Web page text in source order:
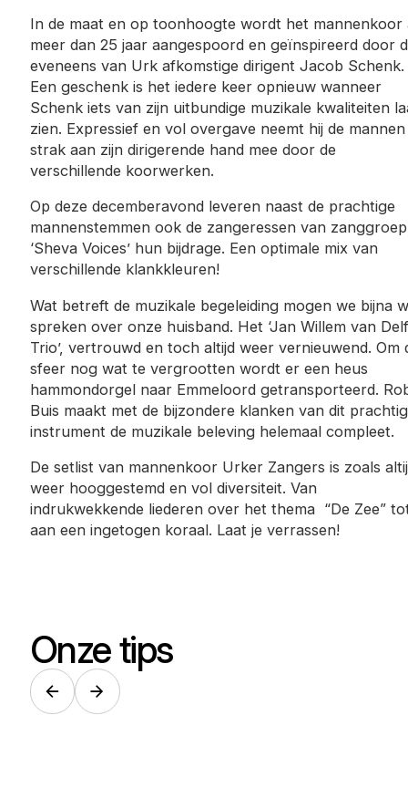
In de maat en op toonhoogte wordt het mannenkoor
meer dan 25 jaar aangespoord en geïnspireerd door
eveneens van Urk afkomstige dirigent Jacob Schenk.
Een geschenk is het iedere keer opnieuw wanneer
Schenk iets van zijn uitbundige muzikale kwaliteiten
zien. Expressief en vol overgave neemt hij de mannen
strak aan zijn dirigerende hand mee door de
verschillende koorwerken.
Op deze decemberavond leveren naast de prachtige
mannenstemmen ook de zangeressen van zanggroep
‘Sheva Voices’ hun bijdrage. Een optimale mix van
verschillende klankkleuren!
Wat betreft de muzikale begeleiding mogen we bijna
spreken over onze huisband. Het ‘Jan Willem van
Trio’, vertrouwd en toch altijd weer vernieuwend. Om
sfeer nog wat te vergrootten wordt er een heus
hammondorgel naar Emmeloord getransporteerd.
Buis maakt met de bijzondere klanken van dit
instrument de muzikale beleving helemaal compleet.
De setlist van mannenkoor Urker Zangers is zoals
weer hooggestemd en vol diversiteit. Van
indrukwekkende liederen over het thema “De Zee”
aan een ingetogen koraal. Laat je verrassen!
Onze tips